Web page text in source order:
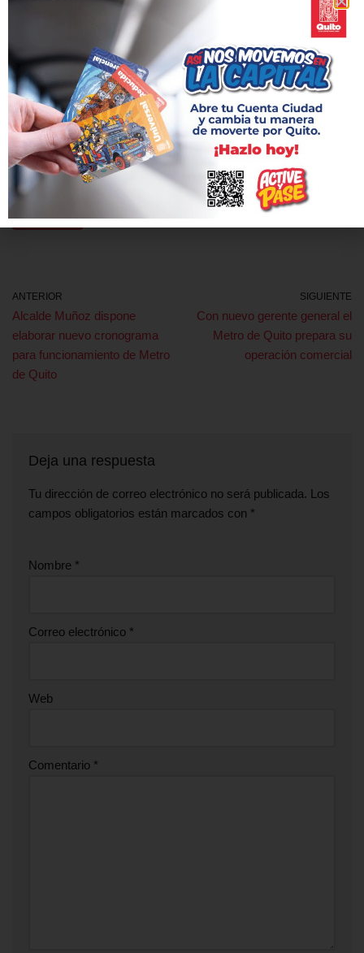
su primera línea 22,6 km de vía y 15 estaciones.
Además, será el más moderno de la región, al incorporar el
sistema automatizado de trenes (ATO) al igual que en ciudades
como Londres (Inglaterra), París (Francia), Barcelona (España)
Copenhague (Dinamarca) o Santiago.
Etiquetas: ALCALDE MUÑOZ METRO DE QUITO
OPERACIÓN
ANTERIOR
Alcalde Muñoz dispone
elaborar nuevo cronograma
para funcionamiento de Metro
de Quito
SIGUIENTE
Con nuevo gerente general el
Metro de Quito prepara su
operación comercial
Deja una respuesta
Tu dirección de correo electrónico no será publicada. Los
campos obligatorios están marcados con *
Nombre *
Correo electrónico *
Web
Comentario *